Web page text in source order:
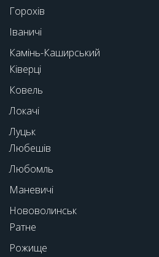
Горохів
Іваничі
Камінь-Каширський
Ківерці
Ковель
Локачі
Луцьк
Любешів
Любомль
Маневичі
Нововолинськ
Ратне
Рожище